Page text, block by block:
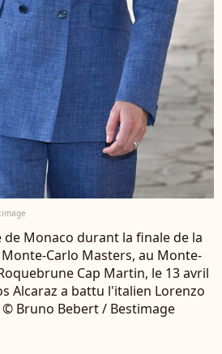
de Monaco durant la finale de la
Carlo Masters, au Monte-
Cap Martin, le 13 avril
Alcaraz a battu l'italien Lorenzo
Bruno Bebert / Bestimage